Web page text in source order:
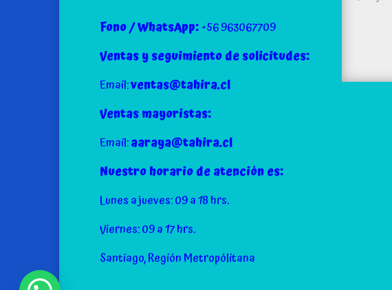
Fono / WhatsApp:+56 963067709
Ventas y seguimiento de solicitudes:
Email:ventas@tahira.cl
Ventas mayoristas:
Email:aaraya@tahira.cl
Nuestro horario de atención es:
Lunes a jueves: 09 a 18 hrs.
Viernes: 09 a 17 hrs.
Santiago, Región Metropólitana